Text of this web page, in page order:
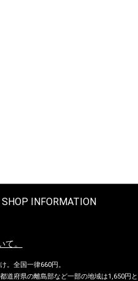
SHOP INFORMATION
。
。全国一律660円。
道府県の離島部など一部の地域は1,650円